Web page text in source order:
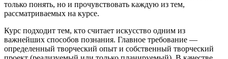
только понять, но и прочувствовать каждую из тем,
рассматриваемых на курсе.
Курс подходит тем, кто считает искусство одним из
важнейших способов познания. Главное требование —
определенный творческий опыт и собственный творческий